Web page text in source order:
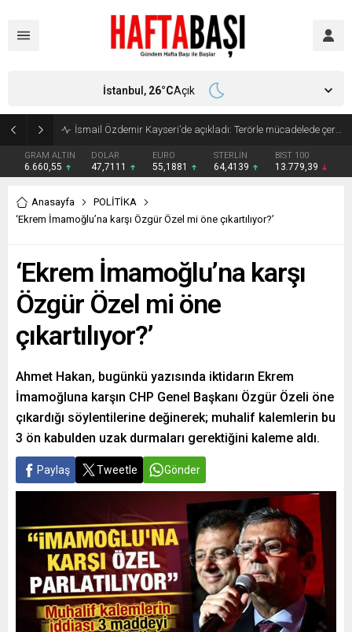
Süleyman Soylu ‘çok korktum’ deyip ilk kez açıkladı: En büyük tehdit dışarısıdır!
GRAM ALTIN
6.660,55
DOLAR
47,7111
EURO
55,1881
STERLİN
64,4139
BIST 100
13.779,39
İstanbul, 26°CAçık
Anasayfa
POLİTİKA
‘Ekrem İmamoğlu’na karşı Özgür Özel mi öne çıkartılıyor?’
‘Ekrem İmamoğlu’na karşı
Özgür Özel mi öne
çıkartılıyor?’
Ahmet Hakan, bugünkü yazısında iktidarın Ekrem
İmamoğluna karşın CHP Genel Başkanı Özgür Özeli öne
çıkardığı söylentilerine değinerek; muhalif kalemlerin bu
3 ön kabulden uzak durmaları gerektiğini kaleme aldı.
Paylaş Tweetle Gönder